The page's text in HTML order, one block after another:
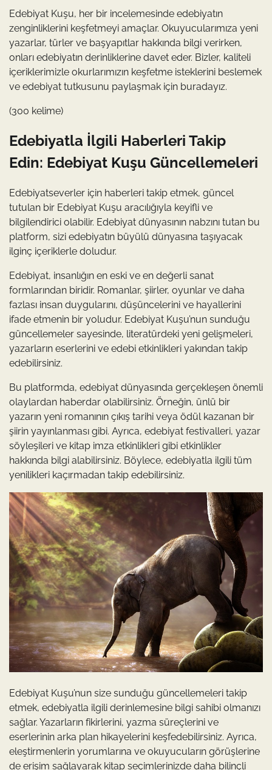
Edebiyat Kuşu, her bir incelemesinde edebiyatın
zenginliklerini keşfetmeyi amaçlar. Okuyucularımıza yeni
yazarlar, türler ve başyapıtlar hakkında bilgi verirken,
onları edebiyatın derinliklerine davet eder. Bizler, kaliteli
içeriklerimizle okurlarımızın keşfetme isteklerini beslemek
ve edebiyat tutkusunu paylaşmak için buradayız.
(300 kelime)
Edebiyatla İlgili Haberleri Takip
Edin: Edebiyat Kuşu Güncellemeleri
Edebiyatseverler için haberleri takip etmek, güncel
tutulan bir Edebiyat Kuşu aracılığıyla keyifli ve
bilgilendirici olabilir. Edebiyat dünyasının nabzını tutan bu
platform, sizi edebiyatın büyülü dünyasına taşıyacak
ilginç içeriklerle doludur.
Edebiyat, insanlığın en eski ve en değerli sanat
formlarından biridir. Romanlar, şiirler, oyunlar ve daha
fazlası insan duygularını, düşüncelerini ve hayallerini
ifade etmenin bir yoludur. Edebiyat Kuşu’nun sunduğu
güncellemeler sayesinde, literatürdeki yeni gelişmeleri,
yazarların eserlerini ve edebi etkinlikleri yakından takip
edebilirsiniz.
Bu platformda, edebiyat dünyasında gerçekleşen önemli
olaylardan haberdar olabilirsiniz. Örneğin, ünlü bir
yazarın yeni romanının çıkış tarihi veya ödül kazanan bir
şiirin yayınlanması gibi. Ayrıca, edebiyat festivalleri, yazar
söyleşileri ve kitap imza etkinlikleri gibi etkinlikler
hakkında bilgi alabilirsiniz. Böylece, edebiyatla ilgili tüm
yenilikleri kaçırmadan takip edebilirsiniz.
Edebiyat Kuşu’nun size sunduğu güncellemeleri takip
etmek, edebiyatla ilgili derinlemesine bilgi sahibi olmanızı
sağlar. Yazarların fikirlerini, yazma süreçlerini ve
eserlerinin arka plan hikayelerini keşfedebilirsiniz. Ayrıca,
eleştirmenlerin yorumlarına ve okuyucuların görüşlerine
de erişim sağlayarak kitap seçimlerinizde daha bilinçli